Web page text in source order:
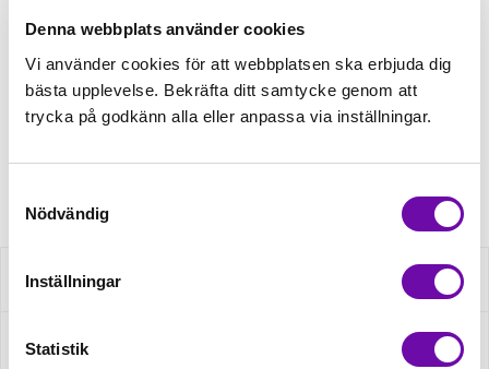
Denna webbplats använder cookies
Vi använder cookies för att webbplatsen ska erbjuda dig
bästa upplevelse. Bekräfta ditt samtycke genom att
trycka på godkänn alla eller anpassa via inställningar.
Nödvändig
Inställningar
Statistik
Lägg till varukorgen
Finns i lager
Minsta beställning: 1 st
Beskrivning
Fråga om produkt